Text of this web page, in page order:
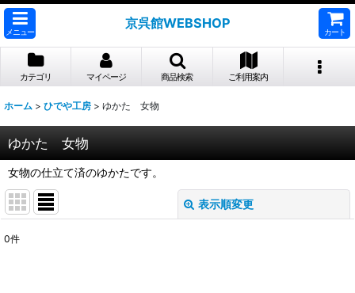
メニュー
京呉館WEBSHOP
カート
カテゴリ マイページ 商品検索 ご利用案内
ホーム > ひでや工房 > ゆかた 女物
ゆかた 女物
女物の仕立て済のゆかたです。
表示順変更
0件